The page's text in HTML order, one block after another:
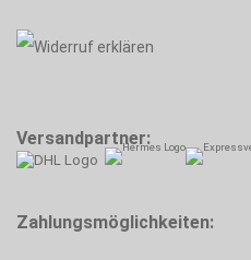
Versandpartner:
Zahlungsmöglichkeiten: